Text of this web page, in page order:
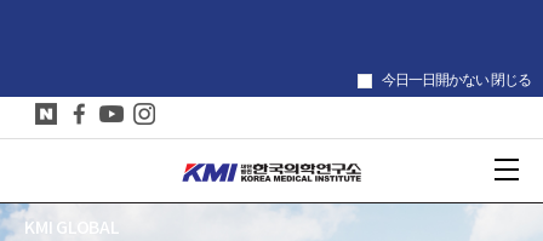
今日一日開かない 閉じる
KMI GLOBAL